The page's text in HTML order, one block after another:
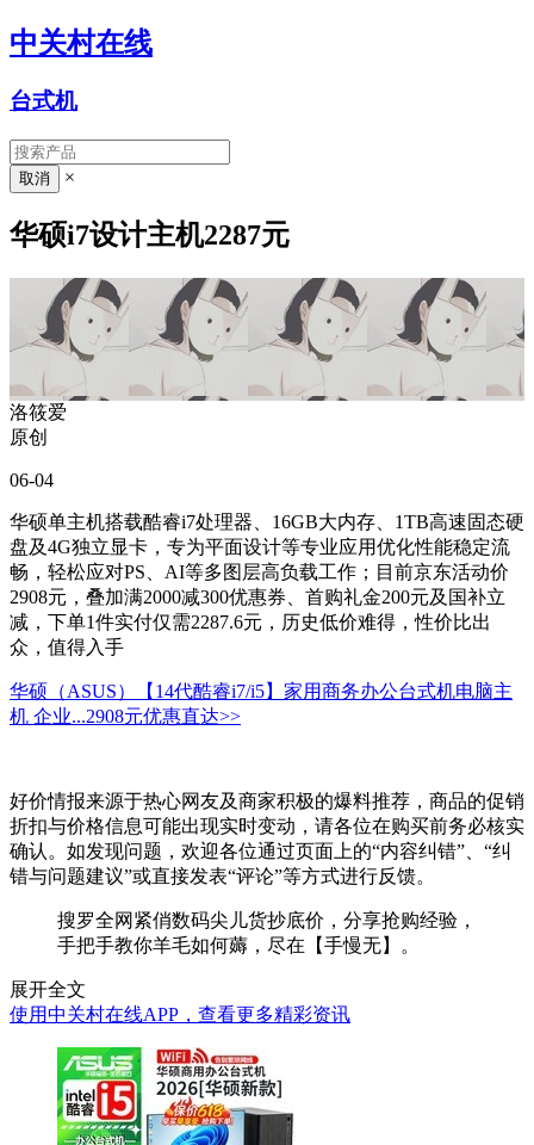
中关村在线
台式机
×
华硕i7设计主机2287元
洛筱爱
原创
06-04
华硕单主机搭载酷睿i7处理器、16GB大内存、1TB高速固态硬
盘及4G独立显卡，专为平面设计等专业应用优化性能稳定流
畅，轻松应对PS、AI等多图层高负载工作；目前京东活动价
2908元，叠加满2000减300优惠券、首购礼金200元及国补立
减，下单1件实付仅需2287.6元，历史低价难得，性价比出
众，值得入手
华硕（ASUS）【14代酷睿i7/i5】家用商务办公台式机电脑主
机 企业...2908元优惠直达>>
好价情报来源于热心网友及商家积极的爆料推荐，商品的促销
折扣与价格信息可能出现实时变动，请各位在购买前务必核实
确认。如发现问题，欢迎各位通过页面上的“内容纠错”、“纠
错与问题建议”或直接发表“评论”等方式进行反馈。
搜罗全网紧俏数码尖儿货抄底价，分享抢购经验，
手把手教你羊毛如何薅，尽在【手慢无】。
展开全文
使用中关村在线APP，查看更多精彩资讯